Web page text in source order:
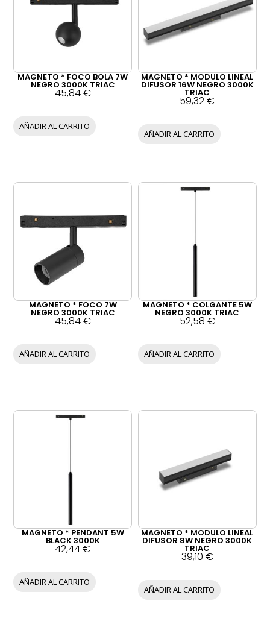
MAGNETO * FOCO BOLA 7W
NEGRO 3000K TRIAC
45,84€
AÑADIR AL CARRITO
MAGNETO * MODULO LINEAL
DIFUSOR 16W NEGRO 3000K
TRIAC
59,32€
AÑADIR AL CARRITO
MAGNETO * FOCO 7W
NEGRO 3000K TRIAC
45,84€
AÑADIR AL CARRITO
MAGNETO * COLGANTE 5W
NEGRO 3000K TRIAC
52,58 €
AÑADIR AL CARRITO
MAGNETO * PENDANT 5W
BLACK 3000K
42,44€
AÑADIR AL CARRITO
MAGNETO * MODULO LINEAL
DIFUSOR 8W NEGRO 3000K
TRIAC
39,10 €
AÑADIR AL CARRITO